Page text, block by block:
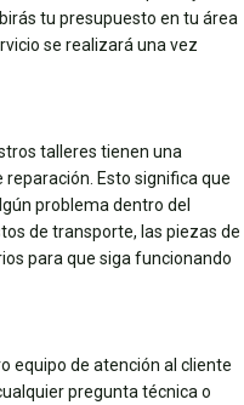
tu presupuesto en tu área
se realizará una vez
talleres tienen una
Esto significa que
problema dentro del
de transporte, las piezas de
para que siga funcionando
equipo de atención al cliente
pregunta técnica o